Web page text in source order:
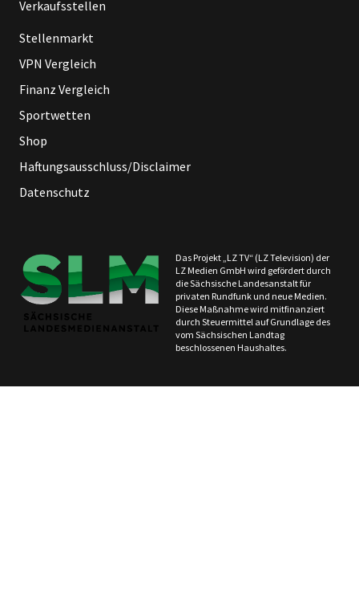
Verkaufsstellen
Stellenmarkt
VPN Vergleich
Finanz Vergleich
Sportwetten
Shop
Haftungsausschluss/Disclaimer
Datenschutz
Das Projekt „LZ TV“ (LZ Television) der
LZ Medien GmbH wird gefördert durch
die Sächsische Landesanstalt für
privaten Rundfunk und neue Medien.
Diese Maßnahme wird mitfinanziert
durch Steuermittel auf Grundlage des
vom Sächsischen Landtag
beschlossenen Haushaltes.